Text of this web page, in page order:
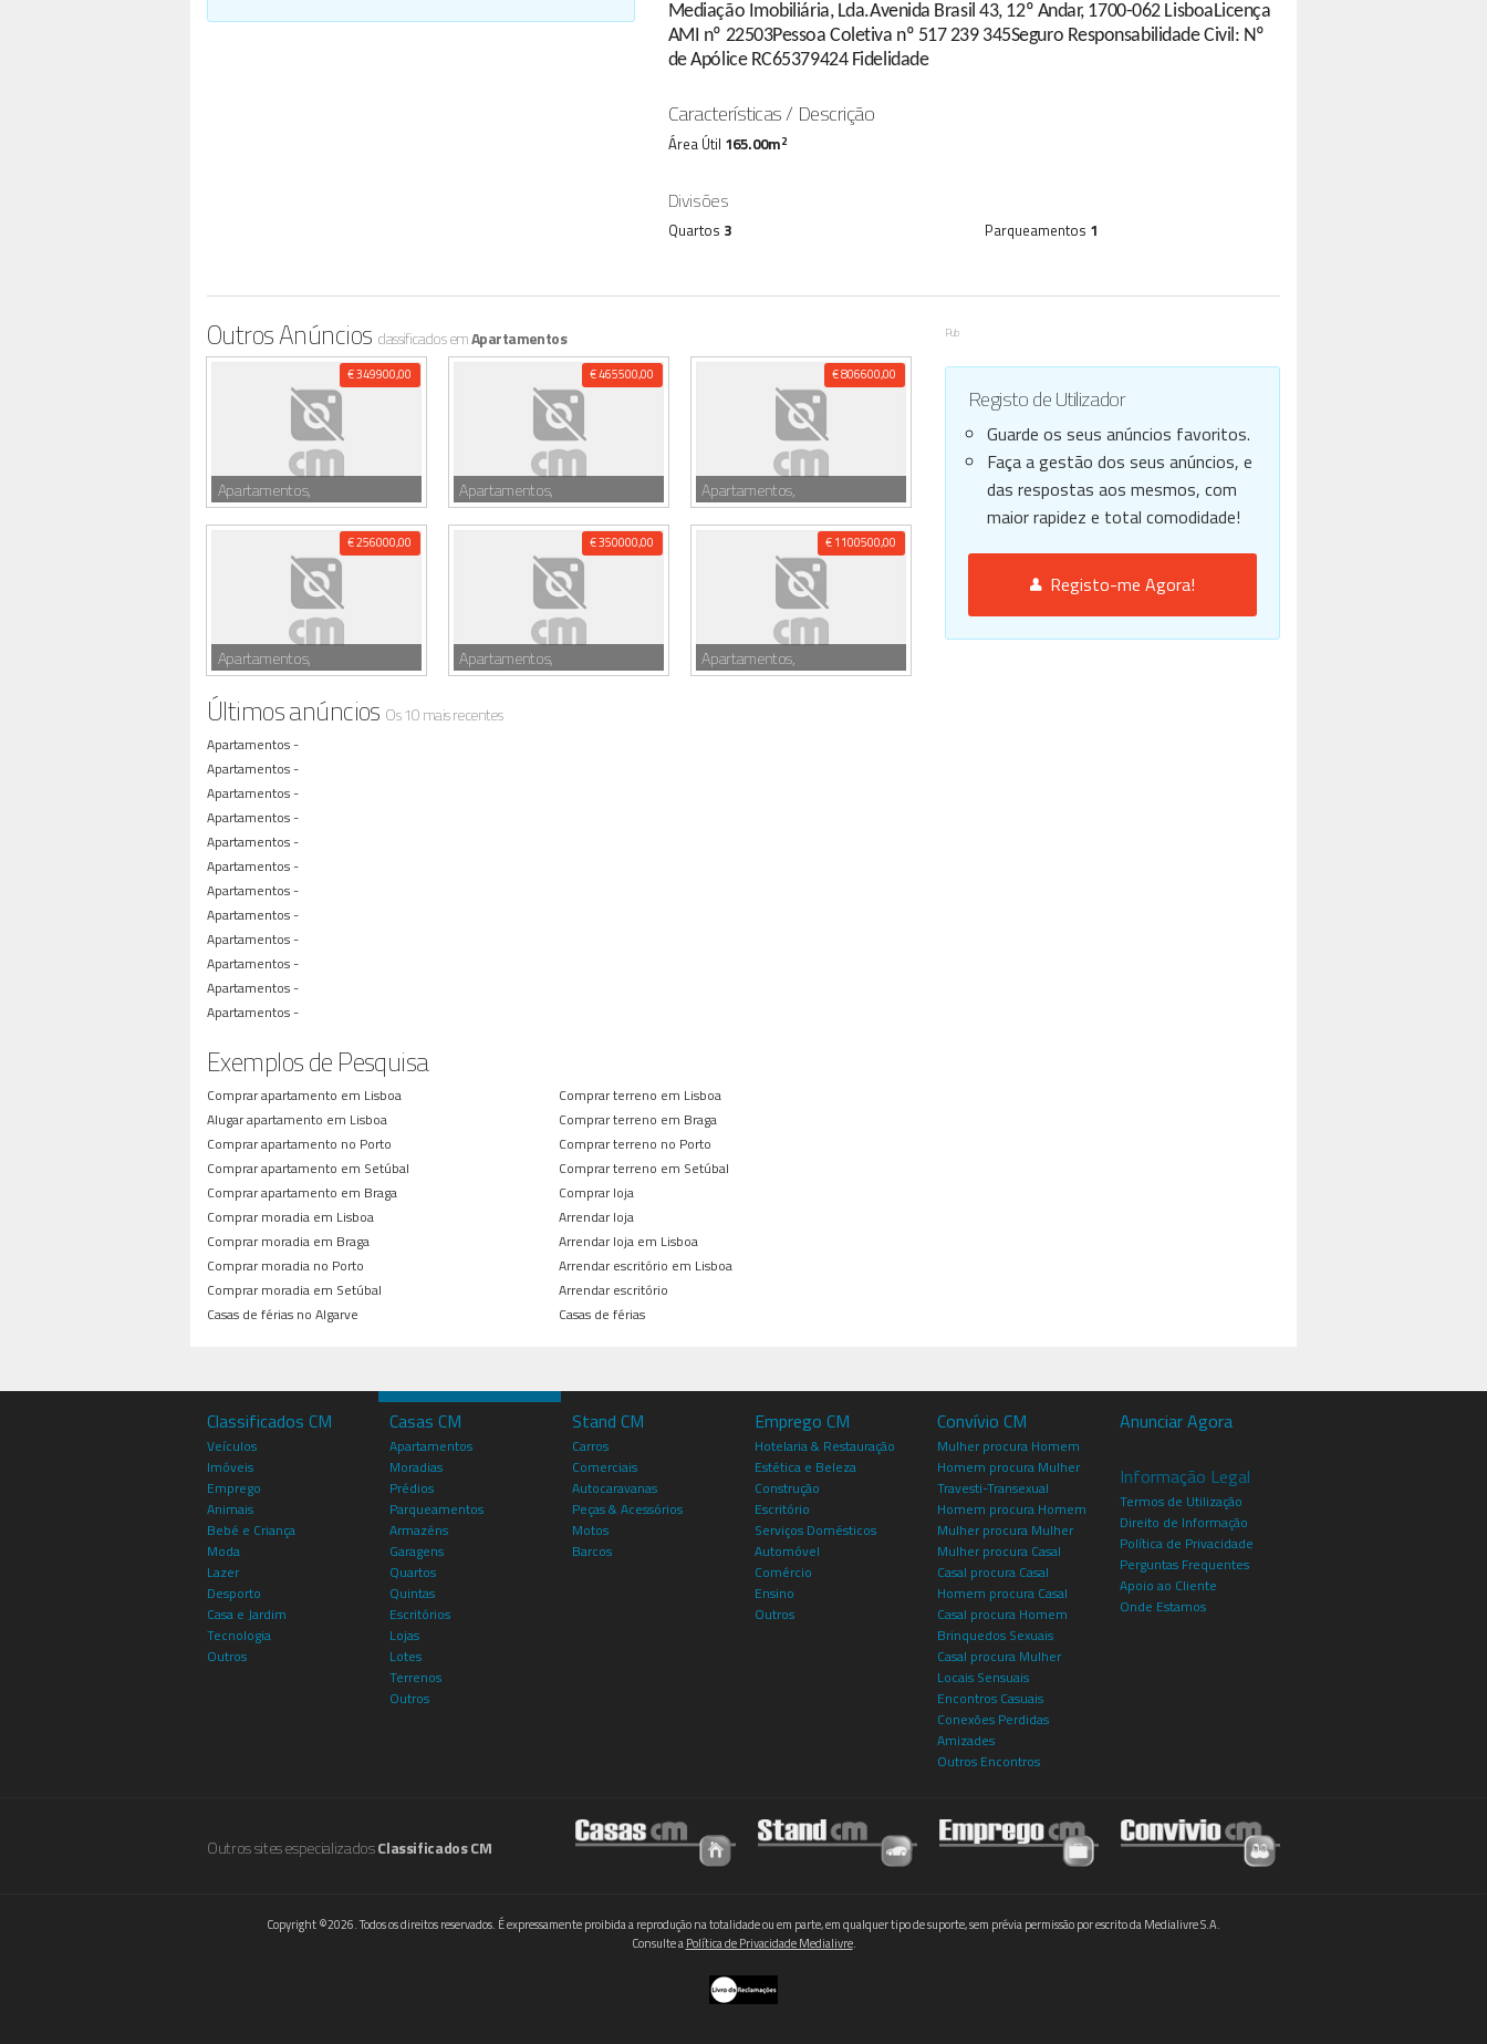
Mediação Imobiliária, Lda.Avenida Brasil 43, 12º Andar, 1700-062 LisboaLicença
AMI nº 22503Pessoa Coletiva nº 517 239 345Seguro Responsabilidade Civil: Nº
de Apólice RC65379424 Fidelidade
Características / Descrição
Área Útil 165.00m2
Divisões
Quartos 3 Parqueamentos 1
Outros Anúncios classificados emApartamentos
€ 349900,00
Apartamentos,
€ 465500,00
Apartamentos,
€ 806600,00
Apartamentos,
€ 256000,00
Apartamentos,
€ 350000,00
Apartamentos,
€ 1100500,00
Apartamentos,
Últimos anúncios Os 10 mais recentes
Apartamentos -
Apartamentos -
Apartamentos -
Apartamentos -
Apartamentos -
Apartamentos -
Apartamentos -
Apartamentos -
Apartamentos -
Apartamentos -
Apartamentos -
Apartamentos -
Exemplos de Pesquisa
Comprar apartamento em Lisboa
Alugar apartamento em Lisboa
Comprar apartamento no Porto
Comprar apartamento em Setúbal
Comprar apartamento em Braga
Comprar moradia em Lisboa
Comprar moradia em Braga
Comprar moradia no Porto
Comprar moradia em Setúbal
Casas de férias no Algarve
Comprar terreno em Lisboa
Comprar terreno em Braga
Comprar terreno no Porto
Comprar terreno em Setúbal
Comprar loja
Arrendar loja
Arrendar loja em Lisboa
Arrendar escritório em Lisboa
Arrendar escritório
Casas de férias
Pub
Registo de Utilizador
Guarde os seus anúncios favoritos.
Faça a gestão dos seus anúncios, e
das respostas aos mesmos, com
maior rapidez e total comodidade!
Registo-me Agora!
Classificados CM
Veículos
Imóveis
Emprego
Animais
Bebé e Criança
Moda
Lazer
Desporto
Casa e Jardim
Tecnologia
Outros
Casas CM
Apartamentos
Moradias
Prédios
Parqueamentos
Armazéns
Garagens
Quartos
Quintas
Escritórios
Lojas
Lotes
Terrenos
Outros
Stand CM
Carros
Comerciais
Autocaravanas
Peças & Acessórios
Motos
Barcos
Emprego CM
Hotelaria & Restauração
Estética e Beleza
Construção
Escritório
Serviços Domésticos
Automóvel
Comércio
Ensino
Outros
Convívio CM
Mulher procura Homem
Homem procura Mulher
Travesti-Transexual
Homem procura Homem
Mulher procura Mulher
Mulher procura Casal
Casal procura Casal
Homem procura Casal
Casal procura Homem
Brinquedos Sexuais
Casal procura Mulher
Locais Sensuais
Encontros Casuais
Conexões Perdidas
Amizades
Outros Encontros
Anunciar Agora
Informação Legal
Termos de Utilização
Direito de Informação
Política de Privacidade
Perguntas Frequentes
Apoio ao Cliente
Onde Estamos
Outros sites especializadosClassificados CM
Copyright ©2026. Todos os direitos reservados. É expressamente proibida a reprodução na totalidade ou em parte, em qualquer tipo de suporte, sem prévia permissão por escrito da Medialivre S.A.
Consulte aPolítica de Privacidade Medialivre.